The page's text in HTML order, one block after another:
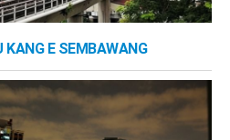
KANG E SEMBAWANG